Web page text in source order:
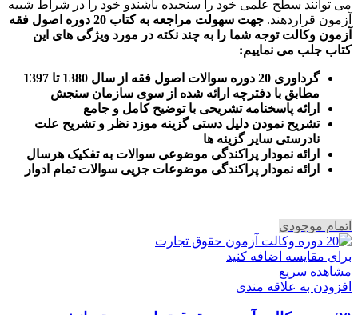
می توانند سطح علمی خود را سنجیده باشندو خود را در شراط شبیه
آزمون قراردهند.
جهت سهولت مراجعه به کتاب 20 دوره اصول فقه
آزمون وکالت توجه شما را به چند نکته در مورد ویژگی های این
کتاب جلب می نماییم:
گرداوری 20 دوره سوالات اصول فقه از سال 1380 تا 1397
مطابق با دفترچه ارائه شده از سوی سازمان سنجش
ارائه پاسخنامه تشریحی با توضیح کامل و جامع
تشریح نمودن دلیل دستی گزینه موزد نظر و تشریح علت
نادرستی سایر گزینه ها
ارائه نمودار پراکندگی موضوعی سوالات به تفکیک هرسال
رائه نمودار پراکندگی موضوعات جزیی سوالات تمام ادوار
اتمام موجودی
برای مقایسه اضافه کنید
مشاهده سریع
افزودن به علاقه مندی